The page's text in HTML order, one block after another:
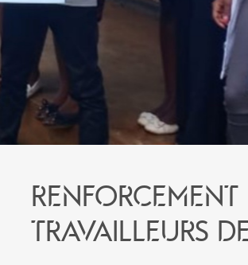
Renforcement
travailleurs